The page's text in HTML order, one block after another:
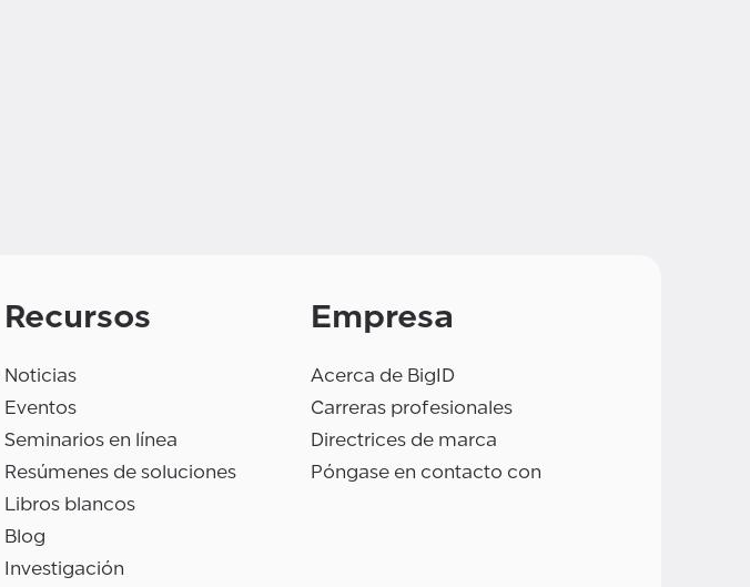
Recursos
Noticias
Eventos
Seminarios en línea
Resúmenes de soluciones
Libros blancos
Blog
Investigación
Empresa
Acerca de BigID
Carreras profesionales
Directrices de marca
Póngase en contacto con